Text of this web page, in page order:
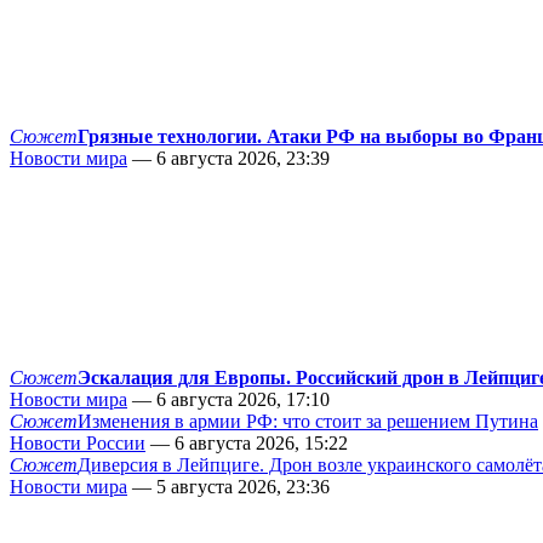
СюжетГрязные технологии. Атаки РФ на выборы во
Новости мира — 6 августа 2026, 23:39
СюжетЭскалация для Европы. Российский дрон в
Новости мира — 6 августа 2026, 17:10
СюжетИзменения в армии РФ: что стоит за решением Путина
Новости России — 6 августа 2026, 15:22
СюжетДиверсия в Лейпциге. Дрон возле украинского
Новости мира — 5 августа 2026, 23:36